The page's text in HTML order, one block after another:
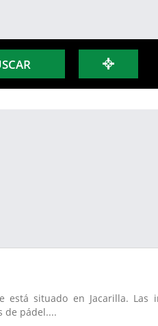
está situado en Jacarilla. Las
de pádel....